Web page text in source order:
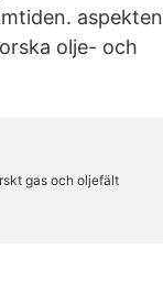
aspekten
olje- och